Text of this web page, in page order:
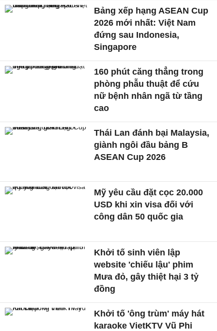
Bảng xếp hạng ASEAN Cup
2026 mới nhất: Việt Nam
đứng sau Indonesia,
Singapore
160 phút căng thẳng trong
phòng phẫu thuật để cứu
nữ bệnh nhân ngã từ tầng
cao
Thái Lan đánh bại Malaysia,
giành ngôi đầu bảng B
ASEAN Cup 2026
Mỹ yêu cầu đặt cọc 20.000
USD khi xin visa đối với
công dân 50 quốc gia
Khởi tố sinh viên lập
website 'chiếu lậu' phim
Mưa đỏ, gây thiệt hại 3 tỷ
đồng
Khởi tố 'ông trùm' máy hát
karaoke VietKTV Vũ Phi